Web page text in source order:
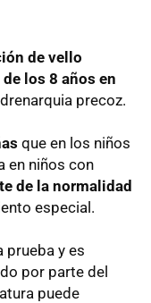
de vello
los 8 años en
precoz.
que en los niños
en niños con
de la normalidad
especial.
prueba y es
por parte del
puede